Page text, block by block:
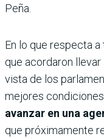
Peña.
En lo que respecta
que acordaron
vista de los
mejores
avanzar en una
que próximamente